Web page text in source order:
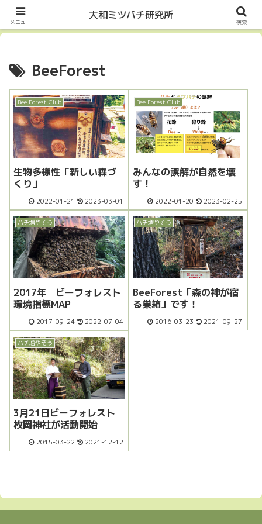
Let it Bee・・・
BeeForest
Bee Forest Club
生物多様性「新しい森づ
くり」
2022-01-21 2023-03-01
Bee Forest Club
みんなの誤解が自然を壊
す！
2022-01-20 2023-02-25
ハチ増やそう
2017年 ビーフォレスト
環境指標MAP
2017-09-24 2022-07-04
ハチ増やそう
BeeForest「森の神が宿
る巣箱」です！
2016-03-23 2021-09-27
ハチ増やそう
3月21日ビーフォレスト
枚岡神社が活動開始
2015-03-22 2021-12-12
メニュー
大和ミツバチ研究所
検索